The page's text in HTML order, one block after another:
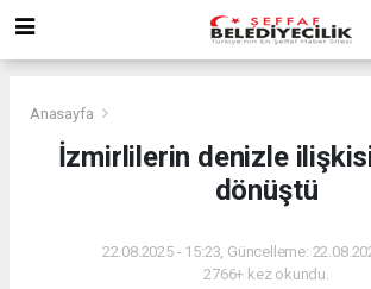
Anasayfa
İzmirlilerin denizle
dönüştü
22.08.2025 - 15:23, Güncelleme:
2766+ kez okundu.